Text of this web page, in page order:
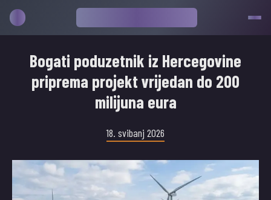
Bogati poduzetnik iz Hercegovine
priprema projekt vrijedan do 200
milijuna eura
18. svibanj 2026